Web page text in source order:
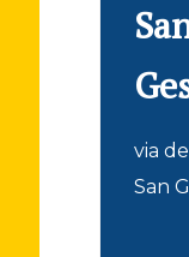
via
San